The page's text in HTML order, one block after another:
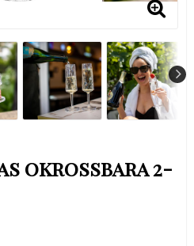
okrossbara 2-